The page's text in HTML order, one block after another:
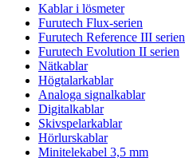
Kablar i lösmeter
Furutech Flux-serien
Furutech Reference III serien
Furutech Evolution II serien
Nätkablar
Högtalarkablar
Analoga signalkablar
Digitalkablar
Skivspelarkablar
Hörlurskablar
Minitelekabel 3,5 mm